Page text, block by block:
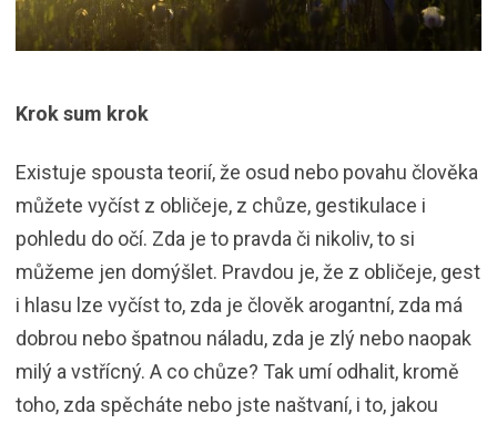
Krok sum krok
Existuje spousta teorií, že osud nebo povahu člověka
můžete vyčíst z obličeje, z chůze, gestikulace i
pohledu do očí. Zda je to pravda či nikoliv, to si
můžeme jen domýšlet. Pravdou je, že z obličeje, gest
i hlasu lze vyčíst to, zda je člověk arogantní, zda má
dobrou nebo špatnou náladu, zda je zlý nebo naopak
milý a vstřícný. A co chůze? Tak umí odhalit, kromě
toho, zda spěcháte nebo jste naštvaní, i to, jakou